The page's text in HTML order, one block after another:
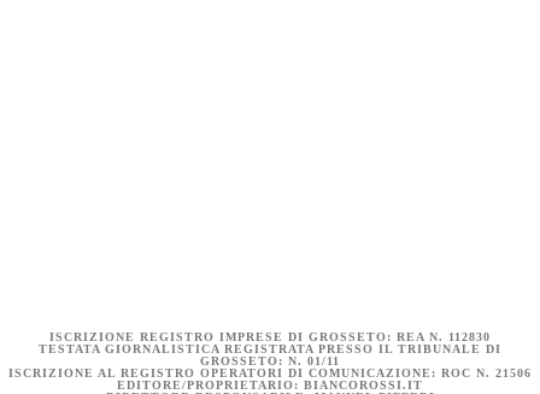
ISCRIZIONE REGISTRO IMPRESE DI GROSSETO: REA N. 112830
TESTATA GIORNALISTICA REGISTRATA PRESSO IL TRIBUNALE DI
GROSSETO: N. 01/11
ISCRIZIONE AL REGISTRO OPERATORI DI COMUNICAZIONE: ROC N. 21506
EDITORE/PROPRIETARIO: BIANCOROSSI.IT